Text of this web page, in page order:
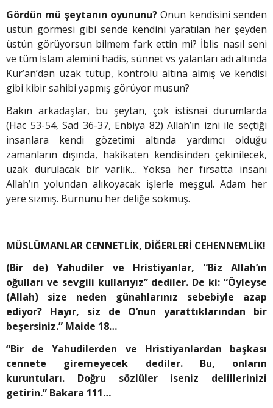
Gördün mü şeytanın oyununu? Onun kendisini senden
üstün görmesi gibi sende kendini yaratılan her şeyden
üstün görüyorsun bilmem fark ettin mi? İblis nasıl seni
ve tüm İslam alemini hadis, sünnet vs yalanları adı altında
Kur’an’dan uzak tutup, kontrolü altına almış ve kendisi
gibi kibir sahibi yapmış görüyor musun?
Bakın arkadaşlar, bu şeytan, çok istisnai durumlarda
(Hac 53-54, Sad 36-37, Enbiya 82) Allah’ın izni ile seçtiği
insanlara kendi gözetimi altında yardımcı olduğu
zamanların dışında, hakikaten kendisinden çekinilecek,
uzak durulacak bir varlık… Yoksa her fırsatta insanı
Allah’ın yolundan alıkoyacak işlerle meşgul. Adam her
yere sızmış. Burnunu her deliğe sokmuş.
MÜSLÜMANLAR CENNETLİK, DİĞERLERİ CEHENNEMLİK!
(Bir de) Yahudiler ve Hristiyanlar, “Biz Allah’ın
oğulları ve sevgili kullarıyız” dediler. De ki: “Öyleyse
(Allah) size neden günahlarınız sebebiyle azap
ediyor? Hayır, siz de O’nun yarattıklarından bir
beşersiniz.” Maide 18…
“Bir de Yahudilerden ve Hristiyanlardan başkası
cennete giremeyecek dediler. Bu, onların
kuruntuları. Doğru sözlüler iseniz delillerinizi
getirin.” Bakara 111…